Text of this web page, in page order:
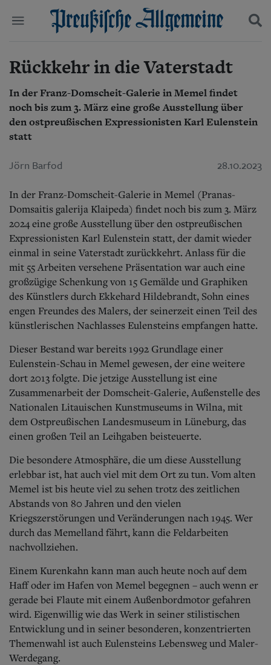
Start
Wer wir sind
Aktuelle Ausgabe
Abonnenten-Login
Abonnent werden
Abo Prämien
Archiv
Politik
Kultur
Wirtschaft
Panorama
Gesellschaft
Leben
Schlesien
Danzig und Westpreußen
Bücher
Kontakt
Impressum
Datenschutz
Suchen und finden
Rückkehr in die Vaterstadt
In der Franz-Domscheit-Galerie in Memel findet
noch bis zum 3. März eine große Ausstellung über
den ostpreußischen Expressionisten Karl Eulenstein
statt
Jörn Barfod 28.10.2023
In der Franz-Domscheit-Galerie in Memel (Pranas-
Domsaitis galerija Klaipeda) findet noch bis zum 3. März
2024 eine große Ausstellung über den ostpreußischen
Expressionisten Karl Eulenstein statt, der damit wieder
einmal in seine Vaterstadt zurückkehrt. Anlass für die
mit 55 Arbeiten versehene Präsentation war auch eine
großzügige Schenkung von 15 Gemälde und Graphiken
des Künstlers durch Ekkehard Hildebrandt, Sohn eines
engen Freundes des Malers, der seinerzeit einen Teil des
künstlerischen Nachlasses Eulensteins empfangen hatte.
Dieser Bestand war bereits 1992 Grundlage einer
Eulenstein-Schau in Memel gewesen, der eine weitere
dort 2013 folgte. Die jetzige Ausstellung ist eine
Zusammenarbeit der Domscheit-Galerie, Außenstelle des
Nationalen Litauischen Kunstmuseums in Wilna, mit
dem Ostpreußischen Landesmuseum in Lüneburg, das
einen großen Teil an Leihgaben beisteuerte.
Die besondere Atmosphäre, die um diese Ausstellung
erlebbar ist, hat auch viel mit dem Ort zu tun. Vom alten
Memel ist bis heute viel zu sehen trotz des zeitlichen
Abstands von 80 Jahren und den vielen
Kriegszerstörungen und Veränderungen nach 1945. Wer
durch das Memelland fährt, kann die Feldarbeiten
nachvollziehen.
Einem Kurenkahn kann man auch heute noch auf dem
Haff oder im Hafen von Memel begegnen – auch wenn er
gerade bei Flaute mit einem Außenbordmotor gefahren
wird. Eigenwillig wie das Werk in seiner stilistischen
Entwicklung und in seiner besonderen, konzentrierten
Themenwahl ist auch Eulensteins Lebensweg und Maler-
Werdegang.